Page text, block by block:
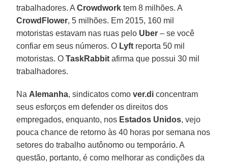
trabalhadores. ACrowdwork tem 8 milhões. A
CrowdFlower, 5 milhões. Em 2015, 160 mil
motoristas estavam nas ruas pelo Uber – se você
confiar em seus números. O Lyft reporta 50 mil
motoristas. OTaskRabbit afirma que possui 30 mil
trabalhadores.
Na Alemanha, sindicatos como ver.di concentram
seus esforços em defender os direitos dos
empregados, enquanto, nos Estados Unidos, vejo
pouca chance de retorno às 40 horas por semana nos
setores do trabalho autônomo ou temporário. A
questão, portanto, é como melhorar as condições da